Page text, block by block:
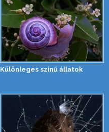
Különleges színű állatok